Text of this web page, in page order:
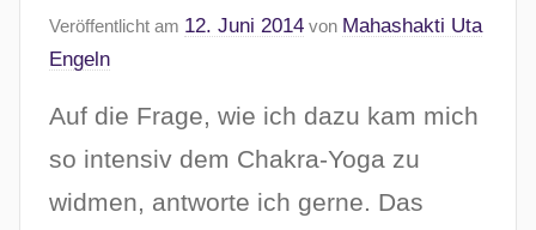
Veröffentlicht am 12. Juni 2014 von Mahashakti Uta
Engeln
Auf die Frage, wie ich dazu kam mich
so intensiv dem Chakra-Yoga zu
widmen, antworte ich gerne. Das